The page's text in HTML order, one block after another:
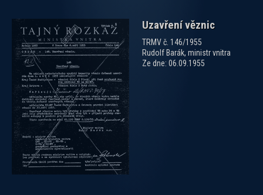
Uzavření věznic
TRMV č. 146/1955
Rudolf Barák, ministr vnitra
Ze dne: 06.09.1955